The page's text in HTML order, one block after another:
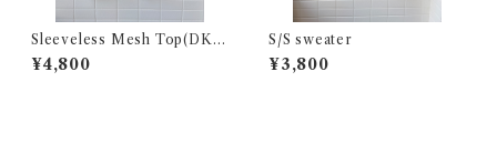
Sleeveless Mesh Top(DKN
Y)
¥4,800
S/S sweater
¥3,800